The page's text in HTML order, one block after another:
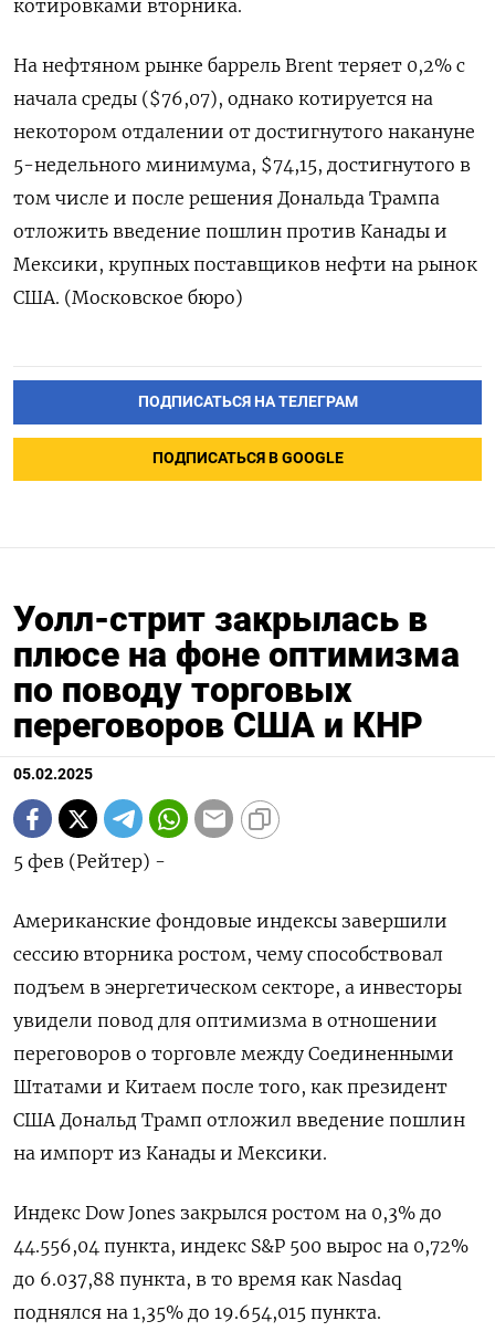
котировками вторника.
На нефтяном рынке баррель Brent теряет 0,2% с
начала среды ($76,07), однако котируется на
некотором отдалении от достигнутого накануне
5-недельного минимума, $74,15, достигнутого в
том числе и после решения Дональда Трампа
отложить введение пошлин против Канады и
Мексики, крупных поставщиков нефти на рынок
США. (Московское бюро)
ПОДПИСАТЬСЯ НА ТЕЛЕГРАМ
ПОДПИСАТЬСЯ В GOOGLE
Уолл-стрит закрылась в
плюсе на фоне оптимизма
по поводу торговых
переговоров США и КНР
05.02.2025
5 фев (Рейтер) -
Американские фондовые индексы завершили
сессию вторника ростом, чему способствовал
подъем в энергетическом секторе, а инвесторы
увидели повод для оптимизма в отношении
переговоров о торговле между Соединенными
Штатами и Китаем после того, как президент
США Дональд Трамп отложил введение пошлин
на импорт из Канады и Мексики.
Индекс Dow Jones закрылся ростом на 0,3% до
44.556,04 пункта, индекс S&P 500 вырос на 0,72%
до 6.037,88 пункта​, в то время как ​Nasdaq
поднялся на 1,35% до 19.654,015 пункта​.